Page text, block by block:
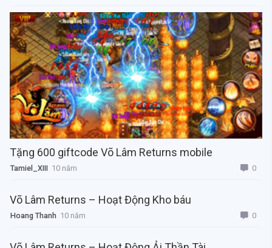
Tặng 600 giftcode Võ Lâm Returns mobile
Tamiel_XIII 10 năm 0
Võ Lâm Returns – Hoạt Động Kho báu
Hoang Thanh 10 năm 0